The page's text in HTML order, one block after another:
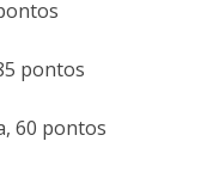
pontos
60 pontos